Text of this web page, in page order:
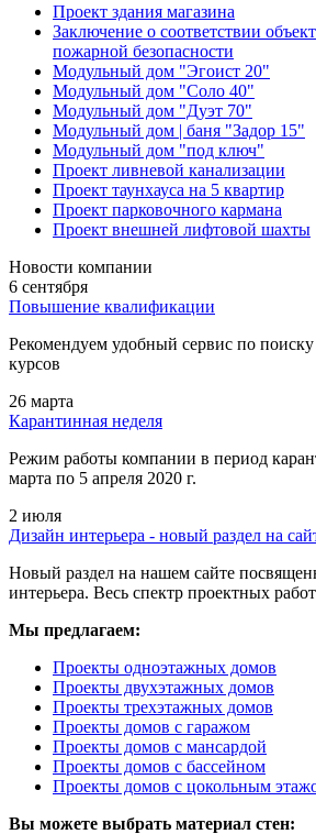
Проект здания магазина
Заключение о соответствии
пожарной безопасности
Модульный дом "Эгоист 20"
Модульный дом "Соло 40"
Модульный дом "Дуэт 70"
Модульный дом | баня "Задор 15"
Модульный дом "под ключ"
Проект ливневой канализации
Проект таунхауса на 5 квартир
Проект парковочного кармана
Проект внешней лифтовой шахты
Новости компании
6 сентября
Повышение квалификации
Рекомендуем удобный сервис по поиску
курсов
26 марта
Карантинная неделя
Режим работы компании в период
марта по 5 апреля 2020 г.
2 июля
Дизайн интерьера - новый раздел на
Новый раздел на нашем сайте
интерьера. Весь спектр проектных
Мы предлагаем:
Проекты одноэтажных домов
Проекты двухэтажных домов
Проекты трехэтажных домов
Проекты домов с гаражом
Проекты домов с мансардой
Проекты домов с бассейном
Проекты домов с цокольным
Вы можете выбрать материал стен: